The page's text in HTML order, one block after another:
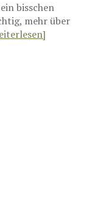
bisschen
mehr über